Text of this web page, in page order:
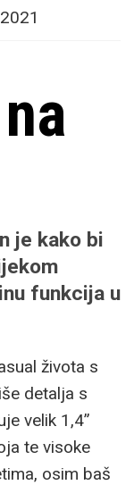
je kako bi
funkcija u
života s
detalja s
velik 1,4”
te visoke
osim baš